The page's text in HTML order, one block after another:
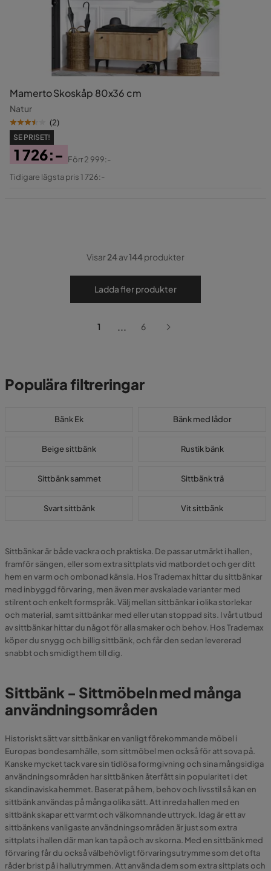
Mamerto Skoskåp 80x36 cm
Natur
(2)
SE PRISET!
Pris
1 726:-
Original
Förr2 999:-
Tidigare lägsta pris 1 726:-
Visar24av144produkter
Ladda fler produkter
1 ... 6
Populära filtreringar
Bänk Ek Bänk med lådor
Beige sittbänk Rustik bänk
Sittbänk sammet Sittbänk trä
Svart sittbänk Vit sittbänk
Sittbänkar är både vackra och praktiska. De passar utmärkt i hallen,
framför sängen, eller som extra sittplats vid matbordet och ger ditt
hem en varm och ombonad känsla. Hos Trademax hittar du sittbänkar
med inbyggd förvaring, men även mer avskalade varianter med
stilrent och enkelt formspråk. Välj mellan sittbänkar i olika storlekar
och material, samt sittbänkar med eller utan stoppad sits. I vårt utbud
av sittbänkar hittar du något för alla smaker och behov. Hos Trademax
köper du snygg och billig sittbänk, och får den sedan levererad
snabbt och smidigt hem till dig.
Sittbänk - Sittmöbeln med många
användningsområden
Historiskt sätt var sittbänkar en vanligt förekommande möbel i
Europas bondesamhälle, som sittmöbel men också för att sova på.
Kanske mycket tack vare sin tidlösa formgivning och sina mångsidiga
användningsområden har sittbänken återfått sin popularitet i det
skandinaviska hemmet. Baserat på hem, behov och livsstil så kan en
sittbänk användas på många olika sätt. Att inreda hallen med en
sittbänk skapar ett varmt och välkomnande uttryck. Idag är ett av
sittbänkens vanligaste användningsområden är just som extra
sittplats i hallen där man kan ta på och av skorna. Med en sittbänk med
förvaring får du också välbehövligt förvaringsutrymme som det ofta
råder brist på i hallutrymmen. Att använda dem som extra sittplats och